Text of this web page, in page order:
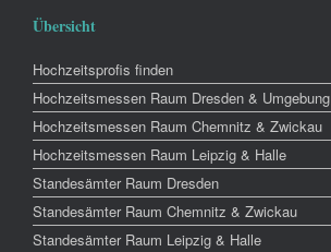
Übersicht
Hochzeitsprofis finden
Hochzeitsmessen Raum Dresden & Umgebung
Hochzeitsmessen Raum Chemnitz & Zwickau
Hochzeitsmessen Raum Leipzig & Halle
Standesämter Raum Dresden
Standesämter Raum Chemnitz & Zwickau
Standesämter Raum Leipzig & Halle